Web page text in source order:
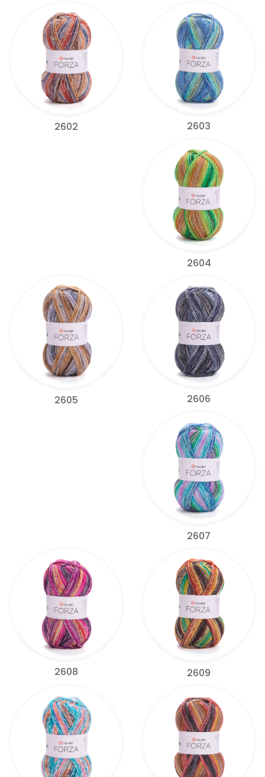
2602 2603
2604
2605 2606
2607
2608 2609